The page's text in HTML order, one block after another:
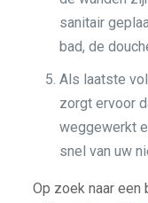
sanitair
bad, de
Als laatste
zorgt ervoor
weggewerkt
snel van uw
Op zoek naar